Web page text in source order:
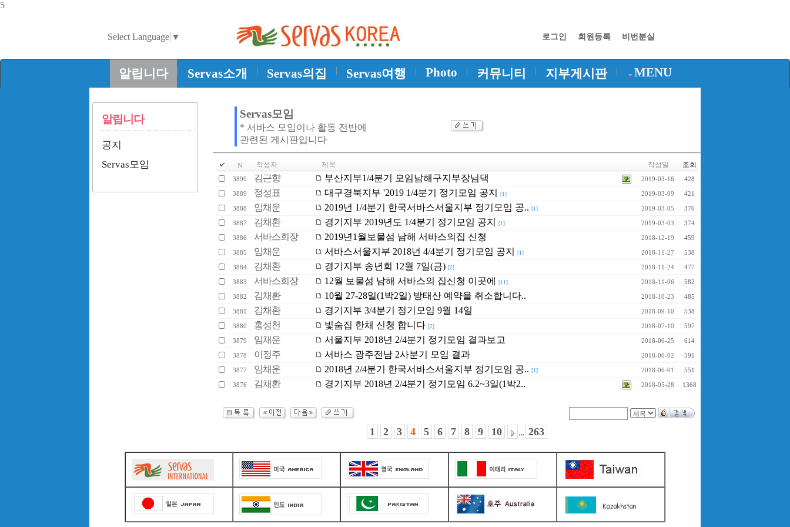
5
Select Language ▼ 로그인 회원등록 비번분실
알립니다 | Servas소개 | Servas의집 | Servas여행 | Photo | 커뮤니티 | 지부게시판 | MENU
알립니다
공지
Servas모임
Servas모임
* 서바스 모임이나 활동 전반에
관련된 게시판입니다
N 작성자 제목 작성일 조회
3890 김근향 부산지부1/4분기 모임남해구지부장님댁 2019-03-16 428
3889 정성표 대구경북지부 '2019 1/4분기 정기모임 공지 [1] 2019-03-09 421
3888 임채운 2019년 1/4분기 한국서바스서울지부 정기모임 공.. [1] 2019-03-05 376
3887 김채환 경기지부 2019년도 1/4분기 정기모임 공지 [1] 2019-03-03 374
3886 서바스회장 2019년1월보물섬 남해 서바스의집 신청 2018-12-19 459
3885 임채운 서바스서울지부 2018년 4/4분기 정기모임 공지 [1] 2018-11-27 538
3884 김채환 경기지부 송년회 12월 7일(금) [2] 2018-11-24 477
3883 서바스회장 12월 보물섬 남해 서바스의 집신청 이곳에 [11] 2018-11-06 582
3882 김채환 10월 27-28일(1박2일) 방태산 예약을 취소합니다.. 2018-10-23 485
3881 김채환 경기지부 3/4분기 정기모임 9월 14일 2018-09-10 538
3880 홍성천 빛숨집 한채 신청 합니다 [2] 2018-07-10 597
3879 임채운 서울지부 2018년 2/4분기 정기모임 결과보고 2018-06-25 614
3878 이정주 서바스 광주전남 2사분기 모임 결과 2018-06-02 591
3877 임채운 2018년 2/4분기 한국서바스서울지부 정기모임 공.. [1] 2018-06-01 551
3876 김채환 경기지부 2018년 2/4분기 정기모임 6.2~3일(1박2.. 2018-05-28 1368
1 2 3 4 5 6 7 8 9 10 ,,, 263